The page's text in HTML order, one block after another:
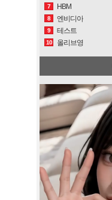
7 HBM
8
엔비디아
9 테스트
10 올리브영